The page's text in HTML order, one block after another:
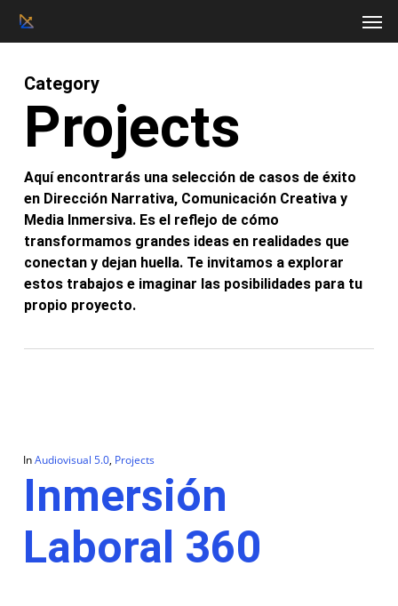
Skip
contentCategory
Projects
Aquí encontrarás una selección de casos de éxito
en Dirección Narrativa, Comunicación Creativa y
Media Inmersiva. Es el reflejo de cómo
transformamos grandes ideas en realidades que
conectan y dejan huella. Te invitamos a explorar
estos trabajos e imaginar las posibilidades para tu
propio proyecto.
InAudiovisual 5.0, Projects
Inmersión
Laboral 360